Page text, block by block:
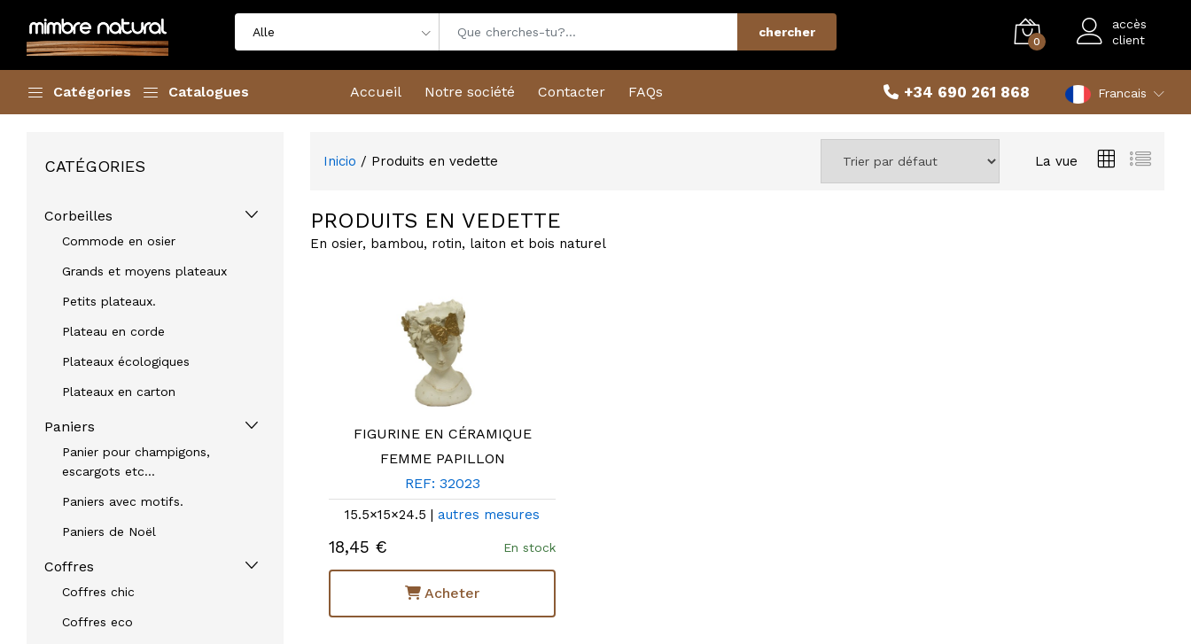
chercher
0
accès
client
Catégories Catalogues Accueil Notre société Contacter FAQs +34 690 261 868 Francais
CATÉGORIES
Corbeilles
Commode en osier
Grands et moyens plateaux
Petits plateaux.
Plateau en corde
Plateaux écologiques
Plateaux en carton
Paniers
Panier pour champigons,
escargots etc...
Paniers avec motifs.
Paniers de Noël
Coffres
Coffres chic
Coffres eco
Inicio / Produits en vedette La vue
PRODUITS EN VEDETTE
En osier, bambou, rotin, laiton et bois naturel
FIGURINE EN CÉRAMIQUE
FEMME PAPILLON
REF: 32023
15.5×15×24.5 | autres mesures
18,45 € En stock
Acheter